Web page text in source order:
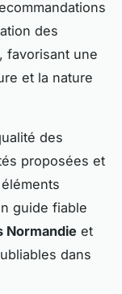
des
favorisant une
et la nature
des
proposées et
guide fiable
Normandie et
dans